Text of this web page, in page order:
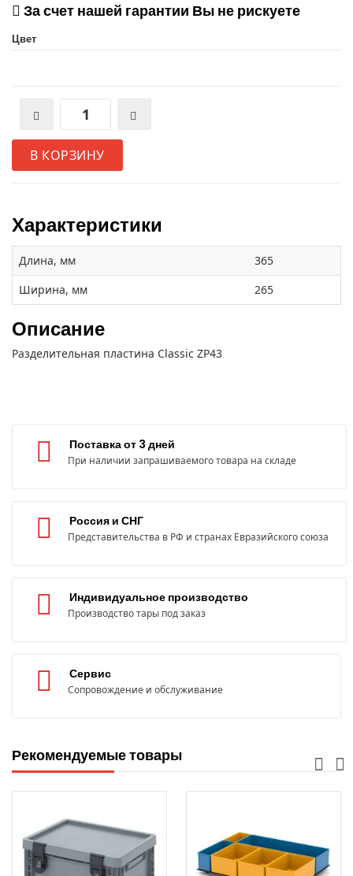
За счет нашей гарантии Вы не рискуете
Цвет
В КОРЗИНУ
Характеристики
Длина, мм
365
Ширина, мм
265
Описание
Разделительная пластина Classic ZP43
Поставка от 3 дней
При наличии запрашиваемого товара на складе
Россия и СНГ
Представительства в РФ и странах Евразийского союза
Индивидуальное производство
Производство тары под заказ
Сервис
Сопровождение и обслуживание
Рекомендуемые товары